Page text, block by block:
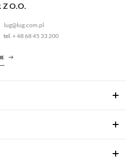
Z O.O.
lug@lug.com.pl
tel. + 48 68 45 33 200